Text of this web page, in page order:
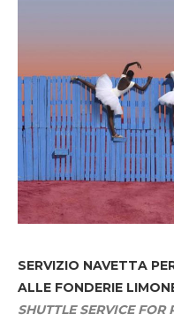
SERVIZIO NAVETTA
ALLE FONDERIE
SHUTTLE SERVICE FOR